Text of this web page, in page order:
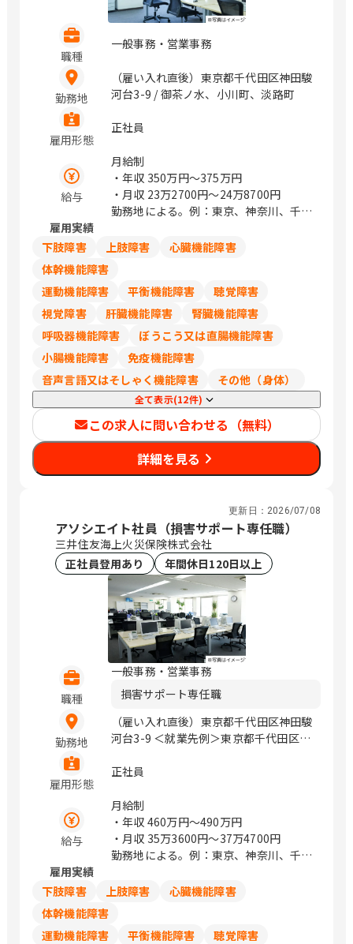
職種
一般事務・営業事務
勤務地
（雇い入れ直後）東京都千代田区神田駿
河台3-9 / 御茶ノ水、小川町、淡路町
雇用形態
正社員
給与
月給制
・年収 350万円〜375万円
・月収 23万2700円〜24万8700円
勤務地による。例：東京、神奈川、千
雇用実績
下肢障害
上肢障害
心臓機能障害
体幹機能障害
運動機能障害
平衡機能障害
聴覚障害
視覚障害
肝臓機能障害
腎臓機能障害
呼吸器機能障害
ぼうこう又は直腸機能障害
小腸機能障害
免疫機能障害
音声言語又はそしゃく機能障害
その他（身体）
全て表示(12件)
この求人に問い合わせる（無料）
詳細を見る
更新日： 2026/07/08
アソシエイト社員（損害サポート専任職）
三井住友海上火災保険株式会社
正社員登用あり
年間休日120日以上
職種
一般事務・営業事務
損害サポート専任職
勤務地
（雇い入れ直後）東京都千代田区神田駿
河台3-9 ＜就業先例＞東京都千代田区神
町
雇用形態
正社員
給与
月給制
・年収 460万円〜490万円
・月収 35万3600円〜37万4700円
勤務地による。例：東京、神奈川、千
雇用実績
下肢障害
上肢障害
心臓機能障害
体幹機能障害
運動機能障害
平衡機能障害
聴覚障害